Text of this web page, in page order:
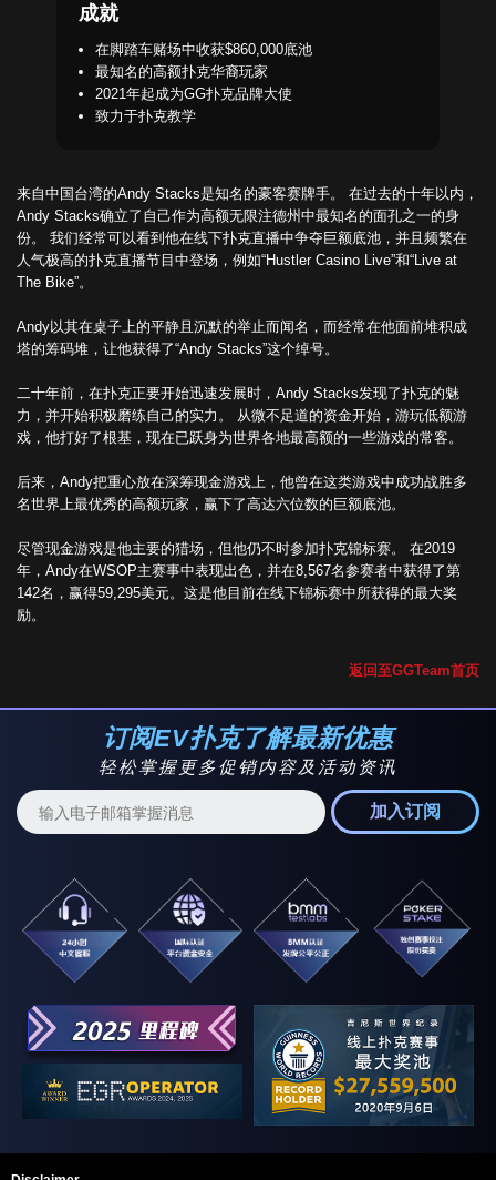
成就
在脚踏车赌场中收获$860,000底池
最知名的高额扑克华裔玩家
2021年起成为GG扑克品牌大使
致力于扑克教学
来自中国台湾的Andy Stacks是知名的豪客赛牌手。 在过去的十年以内，
Andy Stacks确立了自己作为高额无限注德州中最知名的面孔之一的身
份。 我们经常可以看到他在线下扑克直播中争夺巨额底池，并且频繁在
人气极高的扑克直播节目中登场，例如“Hustler Casino Live”和“Live at
The Bike”。
Andy以其在桌子上的平静且沉默的举止而闻名，而经常在他面前堆积成
塔的筹码堆，让他获得了“Andy Stacks”这个绰号。
二十年前，在扑克正要开始迅速发展时，Andy Stacks发现了扑克的魅
力，并开始积极磨练自己的实力。 从微不足道的资金开始，游玩低额游
戏，他打好了根基，现在已跃身为世界各地最高额的一些游戏的常客。
后来，Andy把重心放在深筹现金游戏上，他曾在这类游戏中成功战胜多
名世界上最优秀的高额玩家，赢下了高达六位数的巨额底池。
尽管现金游戏是他主要的猎场，但他仍不时参加扑克锦标赛。 在2019
年，Andy在WSOP主赛事中表现出色，并在8,567名参赛者中获得了第
142名，赢得59,295美元。这是他目前在线下锦标赛中所获得的最大奖
励。
返回至GGTeam首页
订阅EV扑克了解最新优惠
轻松掌握更多促销内容及活动资讯
加入订阅